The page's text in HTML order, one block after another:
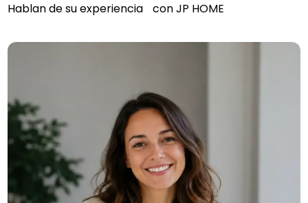
Hablan de su experiencia con JP HOME